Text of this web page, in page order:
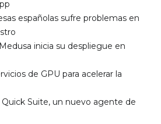
españolas sufre problemas en
inicia su despliegue en
de GPU para acelerar la
Suite, un nuevo agente de